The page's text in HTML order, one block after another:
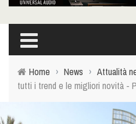
Home › News › Attualità
tutti i trend e le migliori novità -